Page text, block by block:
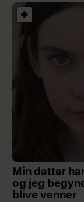
Min datter
og jeg
blive venner